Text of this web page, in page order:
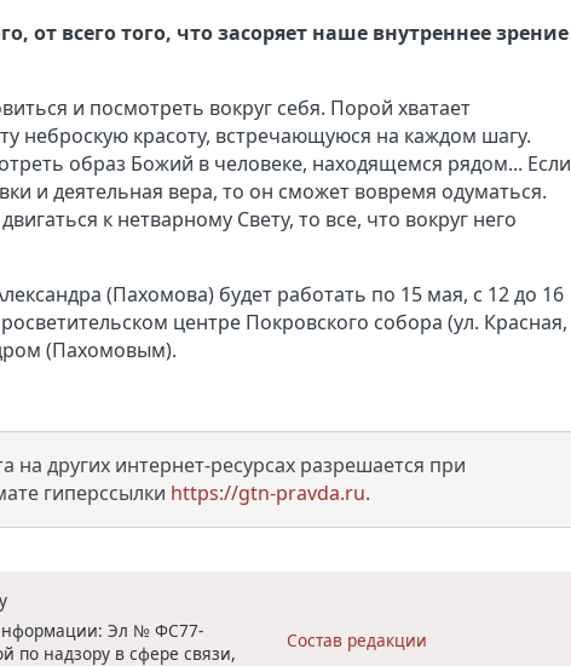
от всего того, что засоряет наше внутреннее зрение
и посмотреть вокруг себя. Порой хватает
неброскую красоту, встречающуюся на каждом шагу.
образ Божий в человеке, находящемся рядом... Если
и деятельная вера, то он сможет вовремя одуматься.
к нетварному Свету, то все, что вокруг него
(Пахомова) будет работать по 15 мая, с 12 до 16
центре Покровского собора (ул. Красная,
(Пахомовым).
других интернет-ресурсах разрешается при
гиперссылки https://gtn-pravda.ru.
информации: Эл № ФС77-
по надзору в сфере связи,
Состав редакции